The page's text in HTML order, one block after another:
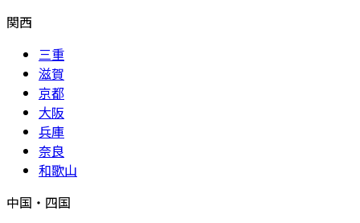
関西
三重
滋賀
京都
大阪
兵庫
奈良
和歌山
中国・四国